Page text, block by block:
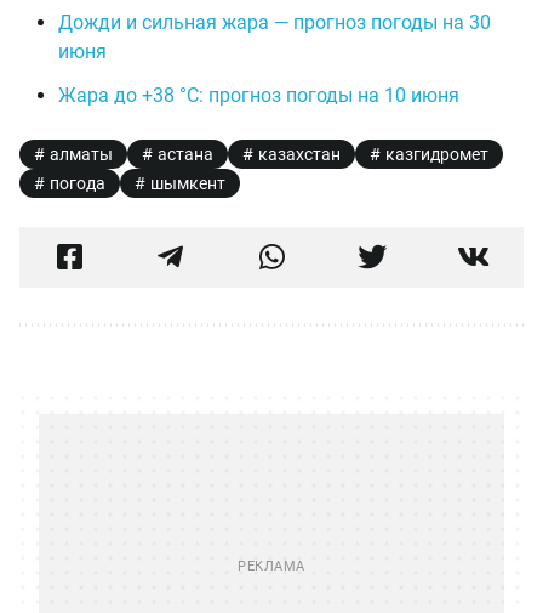
Дожди и сильная жара — прогноз погоды на 30
июня
Жара до +38 °C: прогноз погоды на 10 июня
алматы астана казахстан
казгидромет
погода
шымкент